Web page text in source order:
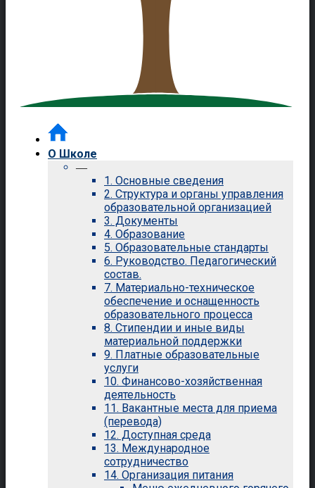
О Школе
—
1. Основные сведения
2. Структура и органы управления
образовательной организацией
3. Документы
4. Образование
5. Образовательные стандарты
6. Руководство. Педагогический
состав.
7. Материально-техническое
обеспечение и оснащенность
образовательного процесса
8. Стипендии и иные виды
материальной поддержки
9. Платные образовательные
услуги
10. Финансово-хозяйственная
деятельность
11. Вакантные места для приема
(перевода)
12. Доступная среда
13. Международное
сотрудничество
14. Организация питания